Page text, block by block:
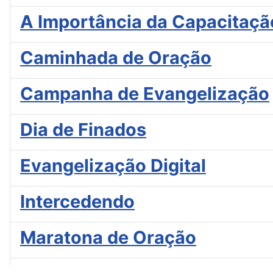
A Importância da
Caminhada de Oração
Campanha de Evangelização
Dia de Finados
Evangelização Digital
Intercedendo
Maratona de Oração